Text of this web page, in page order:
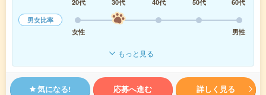
20代
30代 40代 50代
60代
男女比率
女性
男性
もっと見る
気になる! 応募へ進む 詳しく見る